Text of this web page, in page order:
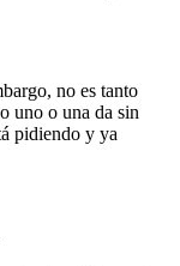
no es tanto
uno o una da sin
pidiendo y ya